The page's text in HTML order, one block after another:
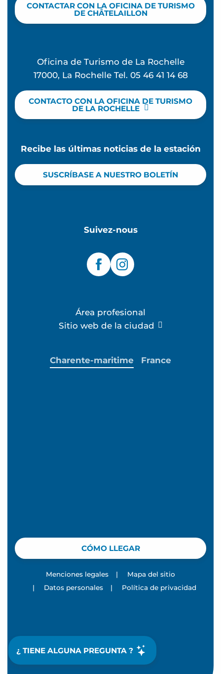
¿ TIENE ALGUNA PREGUNTA ?
CONTACTAR CON LA OFICINA DE TURISMO
DE CHÂTELAILLON
Oficina de Turismo de La Rochelle
17000, La Rochelle Tel. 05 46 41 14 68
CONTACTO CON LA OFICINA DE TURISMO
DE LA ROCHELLE
Recibe las últimas noticias de la estación
SUSCRÍBASE A NUESTRO BOLETÍN
Suivez-nous
Área profesional
Sitio web de la ciudad
CÓMO LLEGAR
Charente-maritime France
Menciones legales |
Mapa del sitio
|
Datos personales | Política de privacidad